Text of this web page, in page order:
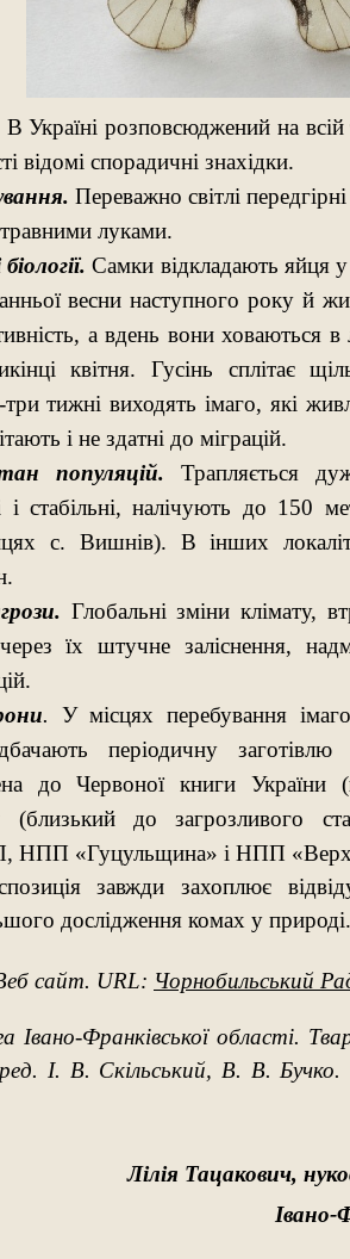
В Україні розповсюджений на всій
відомі спорадичні знахідки.
Переважно світлі
луками.
Самки відкладають яйця у
весни наступного року й
а вдень вони ховаються в
квітня. Гусінь сплітає
тижні виходять імаго, які
і не здатні до міграцій.
популяцій. Трапляється
і стабільні, налічують до 150
с. Вишнів). В інших
Глобальні зміни клімату,
їх штучне заліснення,
. У місцях перебування
періодичну заготівлю
до Червоної книги України
(близький до загрозливого
НПП «Гуцульщина» і НПП
завжди захоплює
дослідження комах у природі.
сайт. URL: Чорнобильський
Івано-Франківської області.
І. В. Скільський, В. В.
Лілія Тацакович,
Івано-